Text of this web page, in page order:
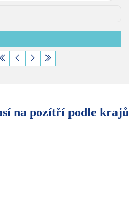
na pozítří podle krajů